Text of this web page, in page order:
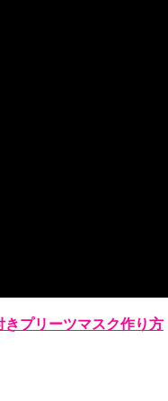
プリーツマスク作り方